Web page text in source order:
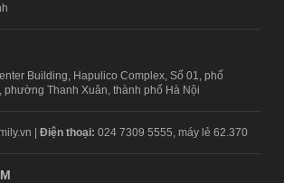
Building, Hapulico Complex, Số 01, phố
phường Thanh Xuân, thành phố Hà Nội
| Điện thoại: 024 7309 5555, máy lẻ 62.370